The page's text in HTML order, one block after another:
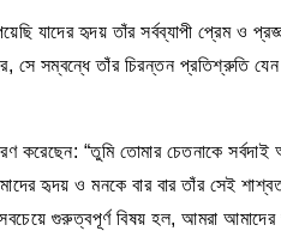
যাদের হৃদয় তাঁর সর্বব্যাপী প্রেম ও
সে সম্বন্ধে তাঁর চিরন্তন প্রতিশ্রুতি
“তুমি তোমার চেতনাকে
হৃদয় ও মনকে বার বার তাঁর সেই
সবচেয়ে গুরুত্বপূর্ণ বিষয় হল, আমরা